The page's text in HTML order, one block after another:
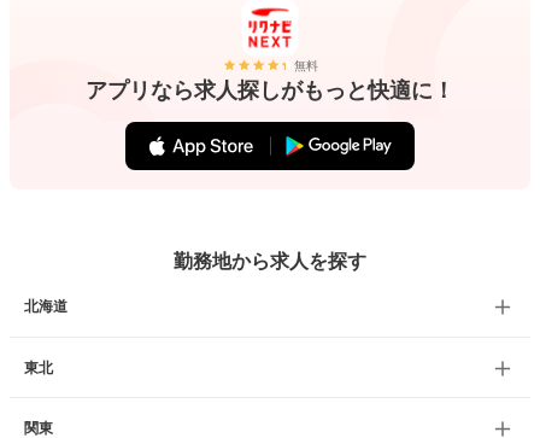
無料
アプリなら求人探しがもっと快適に！
勤務地から求人を探す
北海道
東北
関東